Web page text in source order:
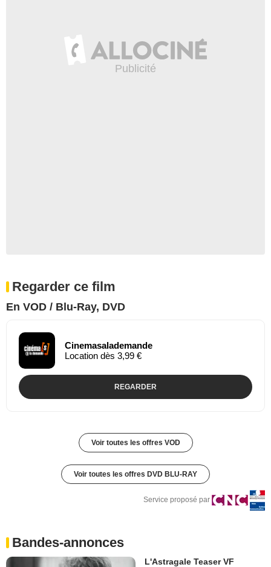
Regarder ce film
En VOD / Blu-Ray, DVD
Cinemasalademande
Location dès 3,99 €
REGARDER
Voir toutes les offres VOD
Voir toutes les offres DVD BLU-RAY
Service proposé par
Bandes-annonces
L'Astragale Teaser VF